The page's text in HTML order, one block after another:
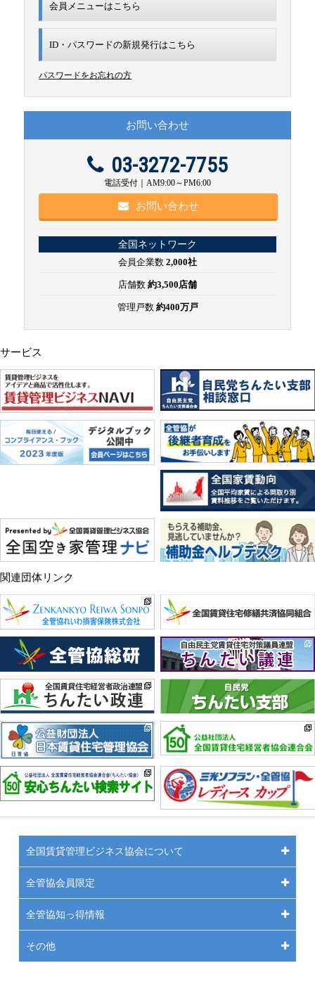
会員メニューはこちら
ID・パスワードの新規発行はこちら
パスワードをお忘れの方
お問い合わせ
03-3272-7755
電話受付｜AM9:00～PM6:00
お問い合わせ
全国ネットワーク
会員企業数 2,000社
店舗数 約3,500店舗
管理戸数 約400万戸
サービス
関連団体リンク
全国賃貸管理ビジネス協会について
全管協会員限定
全管協知っ得情報
その他